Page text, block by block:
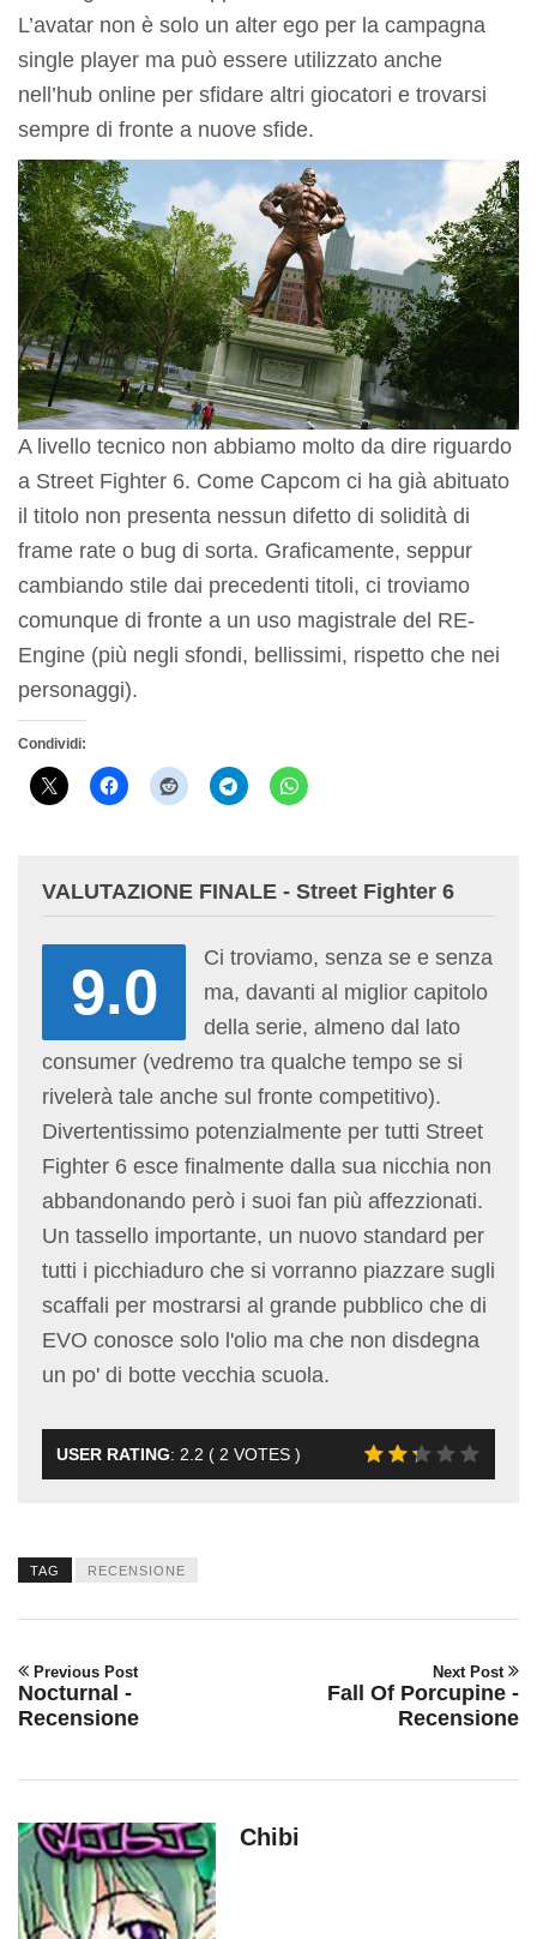
L’avatar non è solo un alter ego per la campagna
single player ma può essere utilizzato anche
nell’hub online per sfidare altri giocatori e trovarsi
sempre di fronte a nuove sfide.
A livello tecnico non abbiamo molto da dire riguardo
a Street Fighter 6. Come Capcom ci ha già abituato
il titolo non presenta nessun difetto di solidità di
frame rate o bug di sorta. Graficamente, seppur
cambiando stile dai precedenti titoli, ci troviamo
comunque di fronte a un uso magistrale del RE-
Engine (più negli sfondi, bellissimi, rispetto che nei
personaggi).
Condividi:
VALUTAZIONE FINALE - Street Fighter 6
9.0
Ci troviamo, senza se e senza
ma, davanti al miglior capitolo
della serie, almeno dal lato
consumer (vedremo tra qualche tempo se si
rivelerà tale anche sul fronte competitivo).
Divertentissimo potenzialmente per tutti Street
Fighter 6 esce finalmente dalla sua nicchia non
abbandonando però i suoi fan più affezzionati.
Un tassello importante, un nuovo standard per
tutti i picchiaduro che si vorranno piazzare sugli
scaffali per mostrarsi al grande pubblico che di
EVO conosce solo l'olio ma che non disdegna
un po' di botte vecchia scuola.
USER RATING: 2.2 ( 2 VOTES )
TAG RECENSIONE
Previous Post
Nocturnal -
Recensione
Next Post
Fall Of Porcupine -
Recensione
Chibi